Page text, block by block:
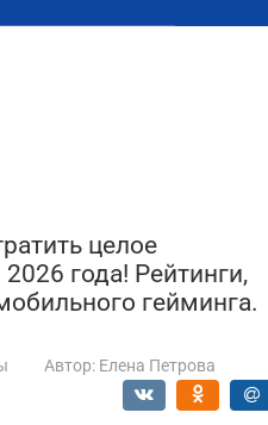
целое
года! Рейтинги,
гейминга.
Автор: Елена Петрова